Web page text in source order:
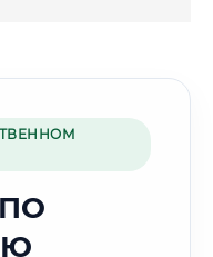
экспертиза"